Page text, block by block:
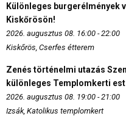
Különleges burgerélmények
Kiskőrösön!
2026. augusztus 08. 16:00 - 22:00
Kiskőrös, Cserfes étterem
Zenés történelmi utazás
különleges Templomkerti
2026. augusztus 08. 19:00 - 21:00
Izsák, Katolikus templomkert